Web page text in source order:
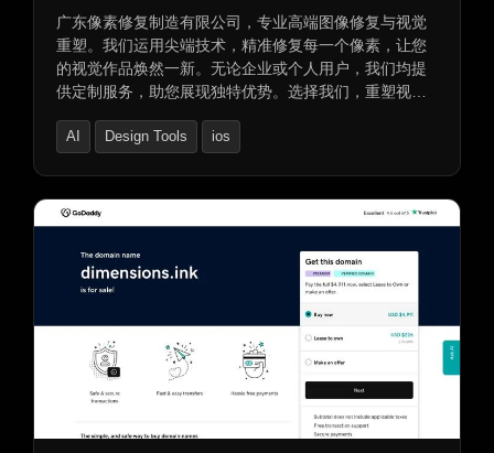
广东像素修复制造有限公司，专业高端图像修复与视觉
重塑。我们运用尖端技术，精准修复每一个像素，让您
的视觉作品焕然一新。无论企业或个人用户，我们均提
供定制服务，助您展现独特优势。选择我们，重塑视
AI Design Tools ios